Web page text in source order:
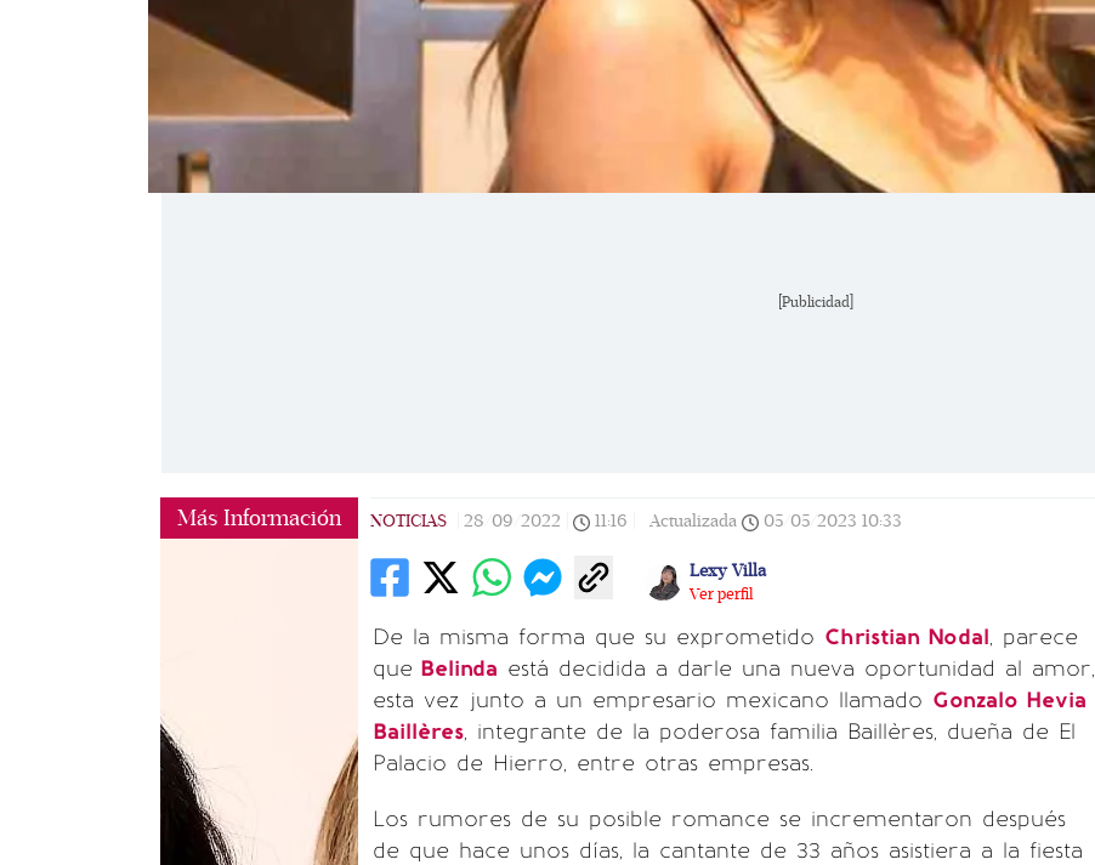
[Publicidad]
Más Información NOTICIAS 28/09/2022 11:16 Actualizada 05/05/2023 10:33
Lexy Villa
Ver perfil
De la misma forma que su exprometido Christian Nodal, parece
que Belinda está decidida a darle una nueva oportunidad al amor,
esta vez junto a un empresario mexicano llamado Gonzalo Hevia
Baillères, integrante de la poderosa familia Baillères, dueña de El
Palacio de Hierro, entre otras empresas.
Los rumores de su posible romance se incrementaron después
de que hace unos días, la cantante de 33 años asistiera a la fiesta